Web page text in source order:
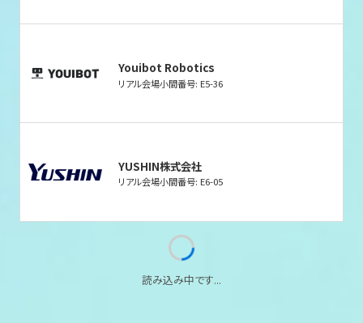
Youibot Robotics
リアル会場小間番号: E5-36
YUSHIN株式会社
リアル会場小間番号: E6-05
読み込み中です...